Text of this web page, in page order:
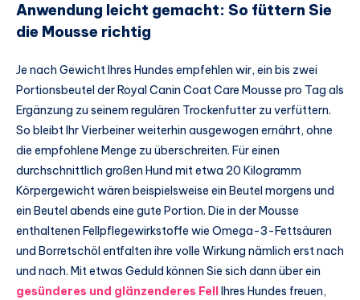
Anwendung leicht gemacht: So füttern Sie
die Mousse richtig
Je nach Gewicht Ihres Hundes empfehlen wir, ein bis zwei
Portionsbeutel der Royal Canin Coat Care Mousse pro Tag als
Ergänzung zu seinem regulären Trockenfutter zu verfüttern.
So bleibt Ihr Vierbeiner weiterhin ausgewogen ernährt, ohne
die empfohlene Menge zu überschreiten. Für einen
durchschnittlich großen Hund mit etwa 20 Kilogramm
Körpergewicht wären beispielsweise ein Beutel morgens und
ein Beutel abends eine gute Portion. Die in der Mousse
enthaltenen Fellpflegewirkstoffe wie Omega-3-Fettsäuren
und Borretschöl entfalten ihre volle Wirkung nämlich erst nach
und nach. Mit etwas Geduld können Sie sich dann über ein
gesünderes und glänzenderes Fell
Ihres Hundes freuen,